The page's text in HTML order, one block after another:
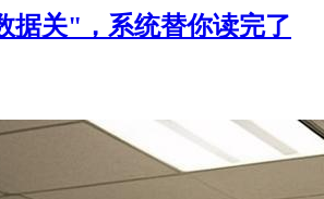
据关"，系统替你读完了